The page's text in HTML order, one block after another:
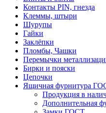
Контакты PIN, гнезда
Клеммы, штыри
Шурупы
Гайки
Заклёпки
Пломбы, Чашки
Перемычки
Бирки и пояски
Цепочки
Ящичная фурнитура
Продукция в
Дополнительная